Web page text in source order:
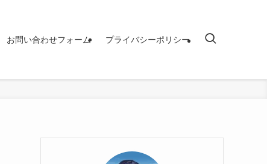
お問い合わせフォーム プライバシーポリシー